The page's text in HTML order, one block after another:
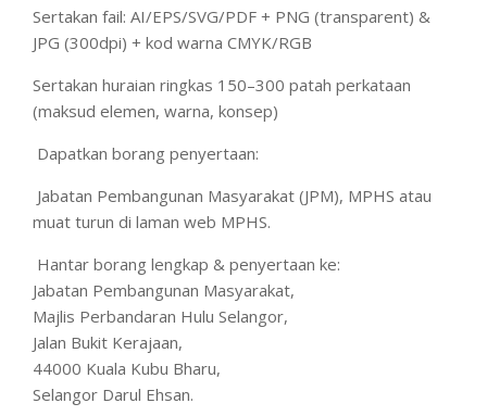
Sertakan fail: AI/EPS/SVG/PDF + PNG (transparent) &
JPG (300dpi) + kod warna CMYK/RGB
Sertakan huraian ringkas 150–300 patah perkataan
(maksud elemen, warna, konsep)
Dapatkan borang penyertaan:
Jabatan Pembangunan Masyarakat (JPM), MPHS atau
muat turun di laman web MPHS.
Hantar borang lengkap & penyertaan ke:
Jabatan Pembangunan Masyarakat,
Majlis Perbandaran Hulu Selangor,
Jalan Bukit Kerajaan,
44000 Kuala Kubu Bharu,
Selangor Darul Ehsan.